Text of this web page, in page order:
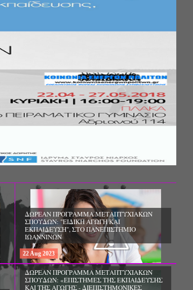
22Aug 2023